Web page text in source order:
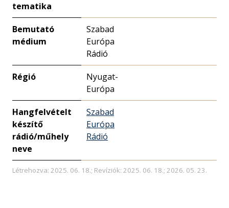
tematika
Bemutató
médium
Szabad
Európa
Rádió
Régió
Nyugat-
Európa
Hangfelvételt
készítő
rádió/műhely
neve
Szabad
Európa
Rádió
Létrehozva: 2025. 06. 18.; Revíziók: 2025. 06. 18.; 2026. 05. 23.